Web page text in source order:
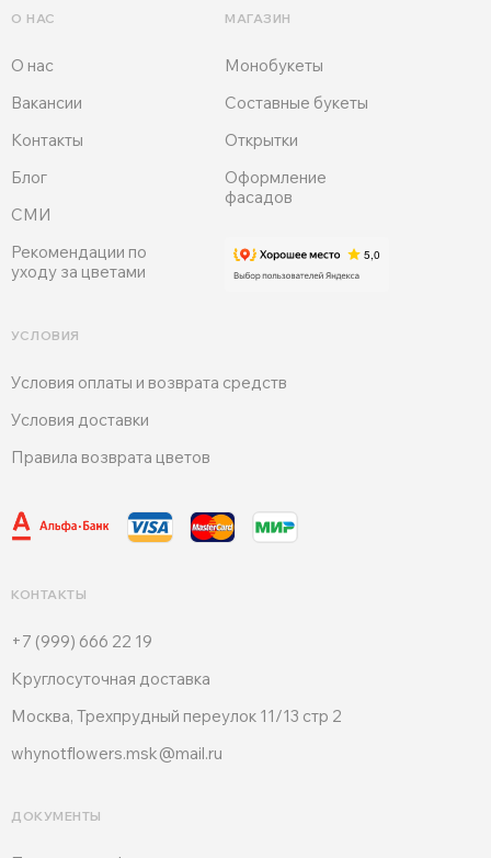
Вакансии
О нас
О НАС
ДОКУМЕНТЫ
УСЛОВИЯ
Блог
СМИ
Рекомендации по
уходу за цветами
Условия оплаты и возврата средств
Условия доставки
Контакты
Правила возврата цветов
МАГАЗИН
+7 (999) 666 22 19
КОНТАКТЫ
Круглосуточная доставка
Москва, Трехпрудный переулок 11/13 стр 2
whynotflowers.msk@mail.ru
Оформление
фасадов
Монобукеты
Открытки
Составные букеты